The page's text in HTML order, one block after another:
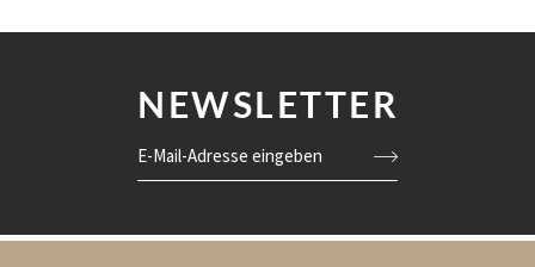
NEWSLETTER
E-Mail-Adresse eingeben